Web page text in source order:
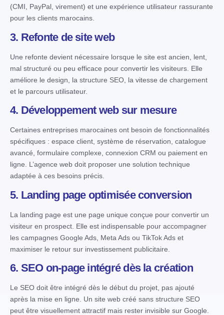
(CMI, PayPal, virement) et une expérience utilisateur rassurante
pour les clients marocains.
3. Refonte de site web
Une refonte devient nécessaire lorsque le site est ancien, lent,
mal structuré ou peu efficace pour convertir les visiteurs. Elle
améliore le design, la structure SEO, la vitesse de chargement
et le parcours utilisateur.
4. Développement web sur mesure
Certaines entreprises marocaines ont besoin de fonctionnalités
spécifiques : espace client, système de réservation, catalogue
avancé, formulaire complexe, connexion CRM ou paiement en
ligne. L’agence web doit proposer une solution technique
adaptée à ces besoins précis.
5. Landing page optimisée conversion
La landing page est une page unique conçue pour convertir un
visiteur en prospect. Elle est indispensable pour accompagner
les campagnes Google Ads, Meta Ads ou TikTok Ads et
maximiser le retour sur investissement publicitaire.
6. SEO on-page intégré dès la création
Le SEO doit être intégré dès le début du projet, pas ajouté
après la mise en ligne. Un site web créé sans structure SEO
peut être visuellement attractif mais rester invisible sur Google.